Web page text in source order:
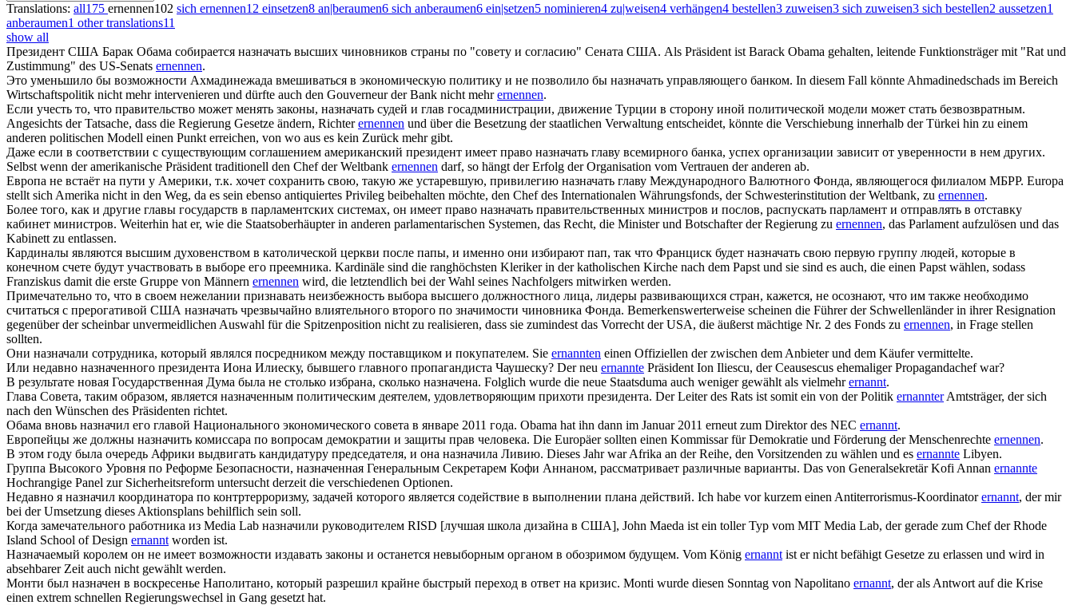
Translations: all175 ernennen102 sich ernennen12 einsetzen8 an|beraumen6 sich anberaumen6 ein|setzen5 nominieren4 zu|weisen4 verhängen4 bestellen3 zuweisen3 sich zuweisen3 sich bestellen2 aussetzen1
anberaumen1 other translations11
show all
Президент США Барак Обама собирается назначать высших чиновников страны по "совету и согласию" Сената США. Als Präsident ist Barack Obama gehalten, leitende Funktionsträger mit "Rat und
Zustimmung" des US-Senats ernennen.
Это уменьшило бы возможности Ахмадинежада вмешиваться в экономическую политику и не позволило бы назначать управляющего банком. In diesem Fall könnte Ahmadinedschads im Bereich
Wirtschaftspolitik nicht mehr intervenieren und dürfte auch den Gouverneur der Bank nicht mehrernennen.
Если учесть то, что правительство может менять законы, назначать судей и глав госадминистрации, движение Турции в сторону иной политической модели может стать безвозвратным.
Angesichts der Tatsache, dass die Regierung Gesetze ändern, Richterernennen und über die Besetzung der staatlichen Verwaltung entscheidet, könnte die Verschiebung innerhalb der Türkei hin zu einem
anderen politischen Modell einen Punkt erreichen, von wo aus es kein Zurück mehr gibt.
Даже если в соответствии с существующим соглашением американский президент имеет право назначать главу всемирного банка, успех организации зависит от уверенности в нем других.
Selbst wenn der amerikanische Präsident traditionell den Chef der Weltbank ernennen darf, so hängt der Erfolg der Organisation vom Vertrauen der anderen ab.
Европа не встаёт на пути у Америки, т.к. хочет сохранить свою, такую же устаревшую, привилегию назначать главу Международного Валютного Фонда, являющегося филиалом МБРР. Europa
stellt sich Amerika nicht in den Weg, da es sein ebenso antiquiertes Privileg beibehalten möchte, den Chef des Internationalen Währungsfonds, der Schwesterinstitution der Weltbank, zu ernennen.
Более того, как и другие главы государств в парламентских системах, он имеет право назначать правительственных министров и послов, распускать парламент и отправлять в отставку
кабинет министров. Weiterhin hat er, wie die Staatsoberhäupter in anderen parlamentarischen Systemen, das Recht, die Minister und Botschafter der Regierung zu ernennen, das Parlament aufzulösen und das
Kabinett zu entlassen.
Кардиналы являются высшим духовенством в католической церкви после папы, и именно они избирают пап, так что Франциск будет назначать свою первую группу людей, которые в
конечном счете будут участвовать в выборе его преемника. Kardinäle sind die ranghöchsten Kleriker in der katholischen Kirche nach dem Papst und sie sind es auch, die einen Papst wählen, sodass
Franziskus damit die erste Gruppe von Männern ernennen wird, die letztendlich bei der Wahl seines Nachfolgers mitwirken werden.
Примечательно то, что в своем нежелании признавать неизбежность выбора высшего должностного лица, лидеры развивающихся стран, кажется, не осознают, что им также необходимо
считаться с прерогативой США назначать чрезвычайно влиятельного второго по значимости чиновника Фонда. Bemerkenswerterweise scheinen die Führer der Schwellenländer in ihrer Resignation
gegenüber der scheinbar unvermeidlichen Auswahl für die Spitzenposition nicht zu realisieren, dass sie zumindest das Vorrecht der USA, die äußerst mächtige Nr. 2 des Fonds zu ernennen, in Frage stellen
sollten.
Они назначали сотрудника, который являлся посредником между поставщиком и покупателем. Sie ernannten einen Offiziellen der zwischen dem Anbieter und dem Käufer vermittelte.
Или недавно назначенного президента Иона Илиеску, бывшего главного пропагандиста Чаушеску? Der neu ernannte Präsident Ion Iliescu, der Ceausescus ehemaliger Propagandachef war?
В результате новая Государственная Дума была не столько избрана, сколько назначена. Folglich wurde die neue Staatsduma auch weniger gewählt als vielmehrernannt.
Глава Совета, таким образом, является назначенным политическим деятелем, удовлетворяющим прихоти президента. Der Leiter des Rats ist somit ein von der Politik ernannterAmtsträger, der sich
nach den Wünschen des Präsidenten richtet.
Обама вновь назначил его главой Национального экономического совета в январе 2011 года. Obama hat ihn dann im Januar 2011 erneut zum Direktor des NEC ernannt.
Европейцы же должны назначить комиссара по вопросам демократии и защиты прав человека. Die Europäer sollten einen Kommissar für Demokratie und Förderung der Menschenrechte ernennen.
В этом году была очередь Африки выдвигать кандидатуру председателя, и она назначила Ливию. Dieses Jahr war Afrika an der Reihe, den Vorsitzenden zu wählen und es ernannte Libyen.
Группа Высокого Уровня по Реформе Безопасности, назначенная Генеральным Секретарем Кофи Аннаном, рассматривает различные варианты. Das von Generalsekretär Kofi Annan ernannte
Hochrangige Panel zur Sicherheitsreform untersucht derzeit die verschiedenen Optionen.
Недавно я назначил координатора по контртерроризму, задачей которого является содействие в выполнении плана действий. Ich habe vor kurzem einen Antiterrorismus-Koordinatorernannt, der mir
bei der Umsetzung dieses Aktionsplans behilflich sein soll.
Когда замечательного работника из Media Lab назначили руководителем RISD [лучшая школа дизайна в США], John Maeda ist ein toller Typ vom MIT Media Lab, der gerade zum Chef der Rhode
Island School of Design ernannt worden ist.
Назначаемый королем он не имеет возможности издавать законы и останется невыборным органом в обозримом будущем. Vom König ernannt ist er nicht befähigt Gesetze zu erlassen und wird in
absehbarer Zeit auch nicht gewählt werden.
Монти был назначен в воскресенье Наполитано, который разрешил крайне быстрый переход в ответ на кризис. Monti wurde diesen Sonntag von Napolitano ernannt, der als Antwort auf die Krise
einen extrem schnellen Regierungswechsel in Gang gesetzt hat.